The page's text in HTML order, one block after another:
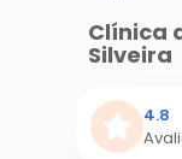
Clínica
Silveira
4.8